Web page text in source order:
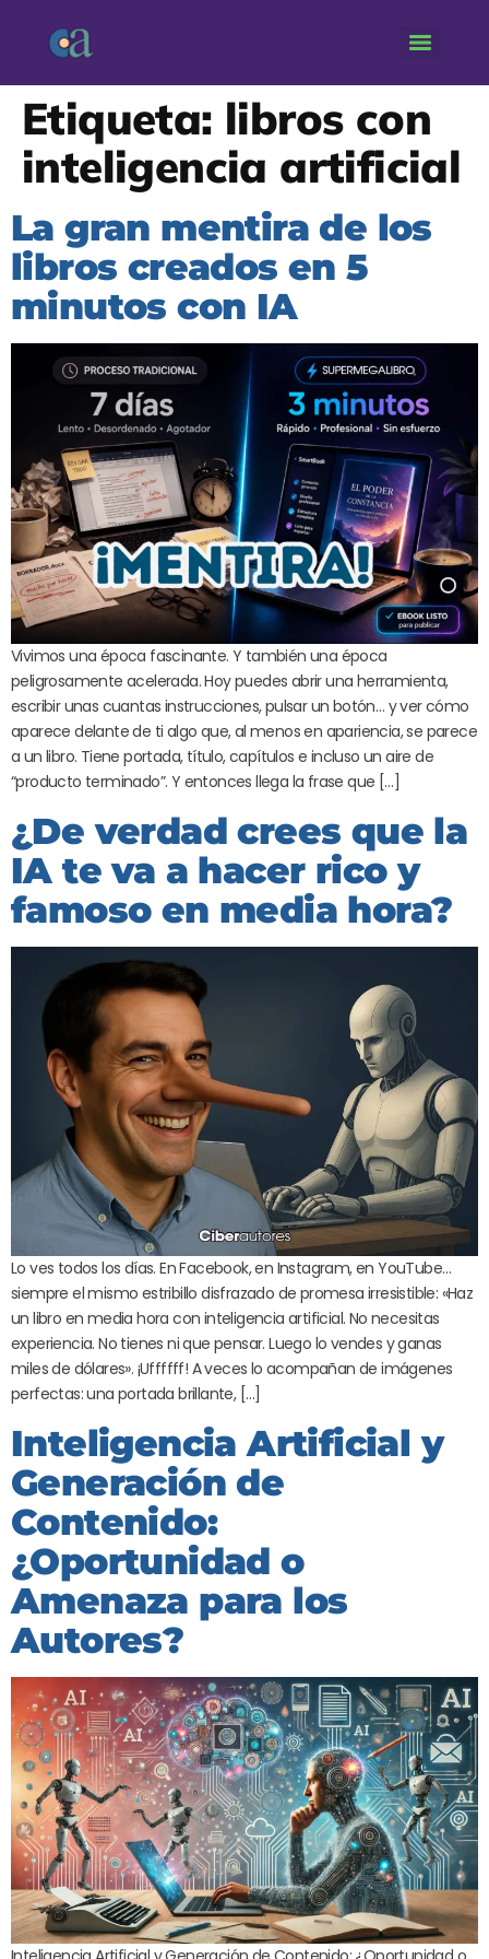
Etiqueta: libros con
inteligencia artificial
La gran mentira de los
libros creados en 5
minutos con IA
Vivimos una época fascinante. Y también una época
peligrosamente acelerada. Hoy puedes abrir una herramienta,
escribir unas cuantas instrucciones, pulsar un botón… y ver cómo
aparece delante de ti algo que, al menos en apariencia, se parece
a un libro. Tiene portada, título, capítulos e incluso un aire de
“producto terminado”. Y entonces llega la frase que […]
¿De verdad crees que la
IA te va a hacer rico y
famoso en media hora?
Lo ves todos los días. En Facebook, en Instagram, en YouTube…
siempre el mismo estribillo disfrazado de promesa irresistible: «Haz
un libro en media hora con inteligencia artificial. No necesitas
experiencia. No tienes ni que pensar. Luego lo vendes y ganas
miles de dólares». ¡Uffffff! A veces lo acompañan de imágenes
perfectas: una portada brillante, […]
Inteligencia Artificial y
Generación de
Contenido:
¿Oportunidad o
Amenaza para los
Autores?